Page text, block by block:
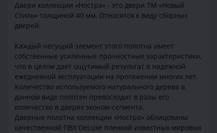
Двери коллекции «Ностра» - это двери ТМ «Новый
Стиль» толщиной 40 мм. Относятся к виду сборных
дверей.
Каждый несущий элемент этого полотна имеет
собственные усиленные прочностные характеристики,
что в целом дает ощутимый результат в надежной
ежедневной эксплуатации на протяжении многих лет.
Количество используемого натурального дерева в
данном виде полотен превосходит в разы его
количество в дверях эконом-сегмента.
Дверные полотна коллекции «Ностра» облицованы
качественной ПВХ DeLuxe пленкой известных мировых